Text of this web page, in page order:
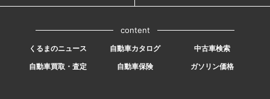
content
くるまのニュース 自動車カタログ
中古車検索
自動車買取・査定
自動車保険 ガソリン価格